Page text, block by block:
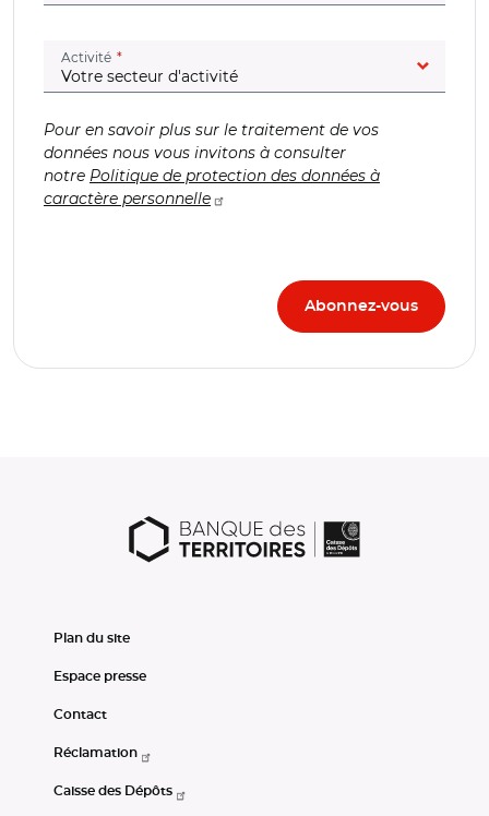
Activité (champ obligatoire)
Pour en savoir plus sur le traitement de vos
données nous vous invitons à consulter
notre Politique de protection des données à
caractère personnelle
Plan du site
Espace presse
Contact
Réclamation
Caisse des Dépôts